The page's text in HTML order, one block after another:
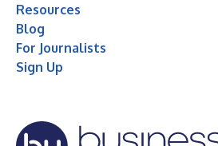
Resources
Blog
For Journalists
Sign Up